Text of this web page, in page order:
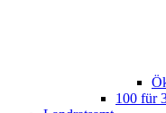
100 für